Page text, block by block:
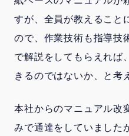
すが、全員が教えること
ので、作業技術も指導技
で解説をしてもらえれば
きるのではないか、と考
本社からのマニュアル改
みで通達をしていました